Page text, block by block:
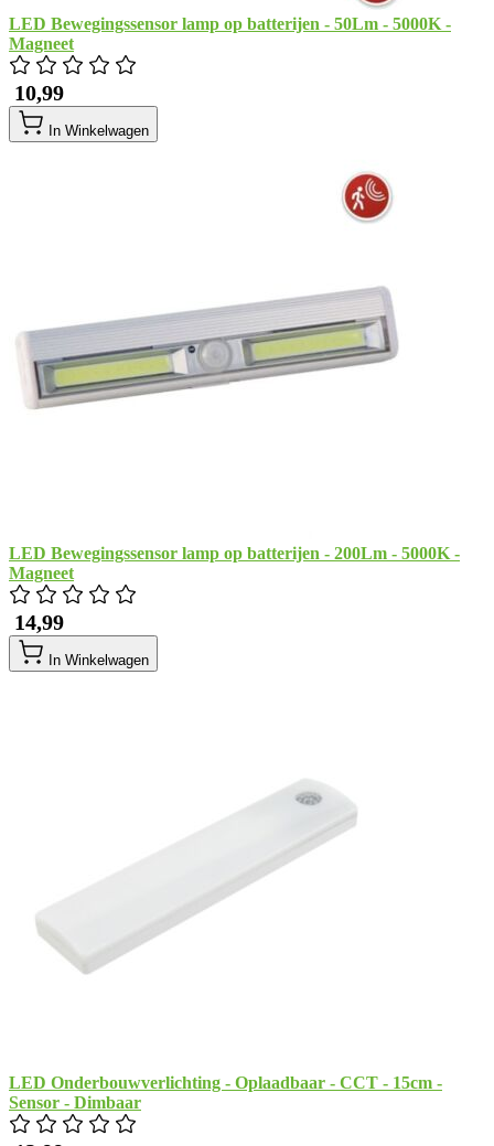
LED Bewegingssensor lamp op batterijen - 50Lm - 5000K -
Magneet
​ 10,99
In Winkelwagen
LED Bewegingssensor lamp op batterijen - 200Lm - 5000K -
Magneet
​ 14,99
In Winkelwagen
LED Onderbouwverlichting - Oplaadbaar - CCT - 15cm -
Sensor - Dimbaar